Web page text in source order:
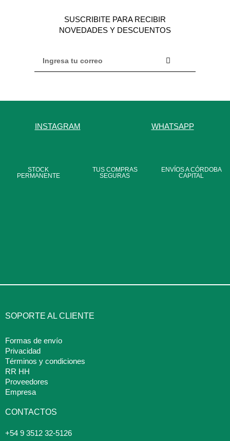
SUSCRIBITE PARA RECIBIR
NOVEDADES Y DESCUENTOS
INSTAGRAM WHATSAPP
STOCK
PERMANENTE
TUS COMPRAS
SEGURAS
ENVÍOS A CÓRDOBA
CAPITAL
SOPORTE AL CLIENTE
Formas de envío
Privacidad
Términos y condiciones
RR HH
Proveedores
Empresa
CONTACTOS
+54 9 3512 32-5126